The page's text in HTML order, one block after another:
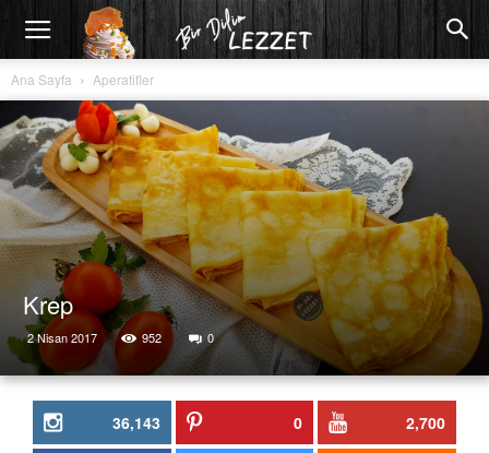
Ana Sayfa Aperatifler
Krep
2 Nisan 2017 952 0
36,143 0 2,700